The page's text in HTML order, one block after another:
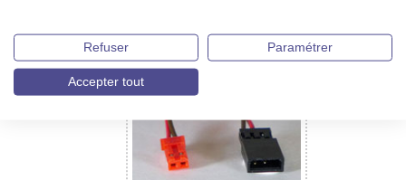
Fil en cuivre flexible
Refuser Paramétrer
Accepter tout